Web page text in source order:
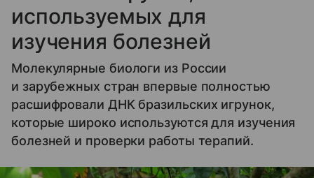
используемых для
изучения болезней
Молекулярные биологи из России
и зарубежных стран впервые полностью
расшифровали ДНК бразильских игрунок,
которые широко используются для изучения
болезней и проверки работы терапий.